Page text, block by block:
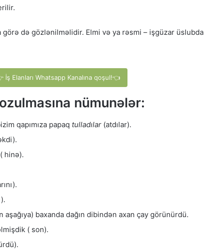
də gözlənilməlidir. Elmi və ya rəsmi – işgüzar üslubda
İş Elanları Whatsapp Kanalına qoşul!👈
nümunələr:
qapımıza papaq tulladılar (atdılar).
hinə).
aşağıya) baxanda dağın dibindən axan çay görünürdü.
( son).